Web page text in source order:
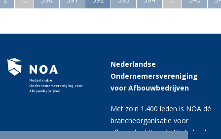
Nederlandse
Ondernemersvereniging
voor Afbouwbedrijven
Met zo'n 1.400 leden is NOA dé
brancheorganisatie voor
afbouwbedrijven in Nederland.